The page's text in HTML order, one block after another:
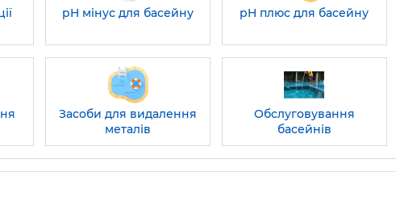
pH мінус для басейну pH плюс для басейну
Засоби для видалення
металів
Обслуговування
басейнів